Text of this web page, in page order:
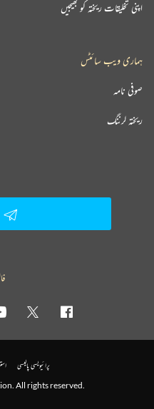
اپنی تخلیقات ریختہ کو بھیجیں
ہماری ویب سائٹس
صوفی نامہ
ریختہ لرننگ
پرائیویسی پالیسی
All rights reserved.